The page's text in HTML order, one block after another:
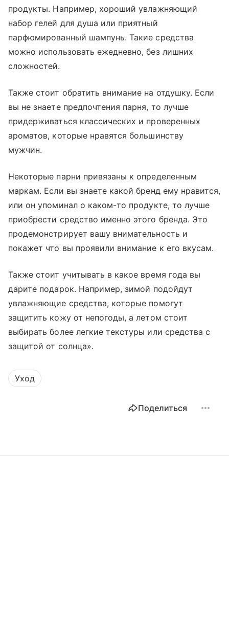
продукты. Например, хороший увлажняющий
набор гелей для душа или приятный
парфюмированный шампунь. Такие средства
можно использовать ежедневно, без лишних
сложностей.
Также стоит обратить внимание на отдушку. Если
вы не знаете предпочтения парня, то лучше
придерживаться классических и проверенных
ароматов, которые нравятся большинству
мужчин.
Некоторые парни привязаны к определенным
маркам. Если вы знаете какой бренд ему нравится,
или он упоминал о каком-то продукте, то лучше
приобрести средство именно этого бренда. Это
продемонстрирует вашу внимательность и
покажет что вы проявили внимание к его вкусам.
Также стоит учитывать в какое время года вы
дарите подарок. Например, зимой подойдут
увлажняющие средства, которые помогут
защитить кожу от непогоды, а летом стоит
выбирать более легкие текстуры или средства с
защитой от солнца».
Уход
Поделиться